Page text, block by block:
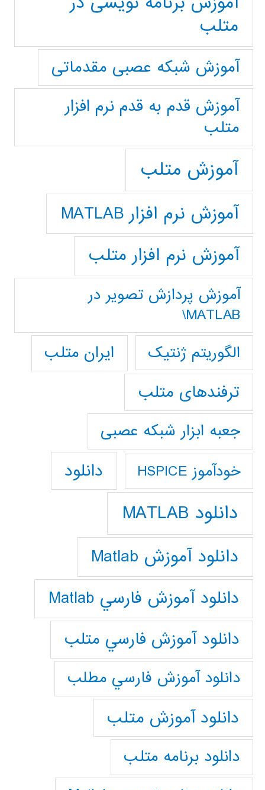
متلب
آموزش شبکه عصبی مقدماتی
آموزش قدم به قدم نرم افزار
متلب
آموزش متلب
آموزش نرم افزار MATLAB
آموزش نرم افزار متلب
آموزش پردازش تصوير در
MATLAB\
الگوریتم ژنتیک
ایران متلب
ترفندهای متلب
جعبه ابزار شبکه عصبی
خودآموز HSPICE دانلود
دانلود MATLAB
دانلود آموزش Matlab
دانلود آموزش فارسي Matlab
دانلود آموزش فارسي متلب
دانلود آموزش فارسي مطلب
دانلود آموزش متلب
دانلود برنامه متلب